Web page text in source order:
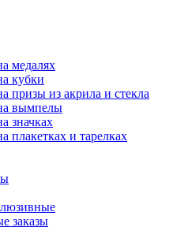
медалях
кубки
призы из акрила и стекла
вымпелы
значках
плакетках и тарелках
заказы